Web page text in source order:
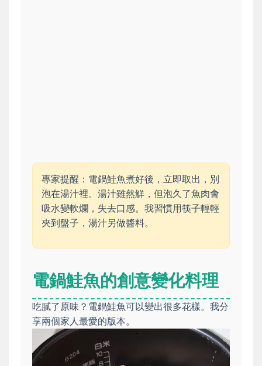
專家提醒：電鍋鮭魚煮好後，立即取出，別
泡在湯汁裡。湯汁雖然鮮，但泡久了魚肉會
吸水變軟爛，失去口感。我習慣用筷子輕輕
夾到盤子，湯汁另做醬料。
電鍋鮭魚的創意變化料理
吃膩了原味？電鍋鮭魚可以變出很多花樣。我分
享兩個家人最愛的版本。